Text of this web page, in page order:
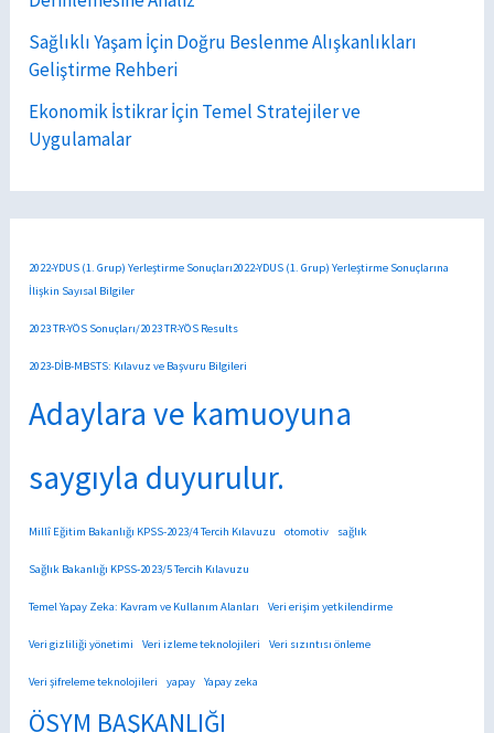
Sağlıklı Yaşam İçin Doğru Beslenme Alışkanlıkları
Geliştirme Rehberi
Ekonomik İstikrar İçin Temel Stratejiler ve
Uygulamalar
2022-YDUS (1. Grup) Yerleştirme Sonuçları2022-YDUS (1. Grup) Yerleştirme Sonuçlarına
İlişkin Sayısal Bilgiler
2023 TR-YÖS Sonuçları/2023 TR-YÖS Results
2023-DİB-MBSTS: Kılavuz ve Başvuru Bilgileri
Adaylara ve kamuoyuna
saygıyla duyurulur.
Millî Eğitim Bakanlığı KPSS-2023/4 Tercih Kılavuzu otomotiv sağlık
Sağlık Bakanlığı KPSS-2023/5 Tercih Kılavuzu
Temel Yapay Zeka: Kavram ve Kullanım Alanları Veri erişim yetkilendirme
Veri gizliliği yönetimi Veri izleme teknolojileri Veri sızıntısı önleme
Veri şifreleme teknolojileri yapay Yapay zeka
ÖSYM BAŞKANLIĞI